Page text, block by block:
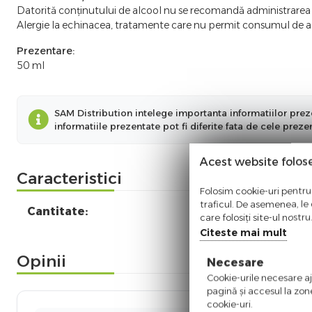
Datorită conținutului de alcool nu se recomandă
Alergie la echinacea, tratamente care nu permit consumul de
Prezentare:
50 ml
SAM Distribution intelege importanta informatiilor
informatiile prezentate pot fi diferite fata de cele
Caracteristici
Cantitate:
Opinii
Acest website
Folosim cookie-uri
traficul. De asemenea,
care folosiți site-ul
Citeste mai mult
Necesare
Cookie-urile necesare
pagină şi accesul la
cookie-uri.